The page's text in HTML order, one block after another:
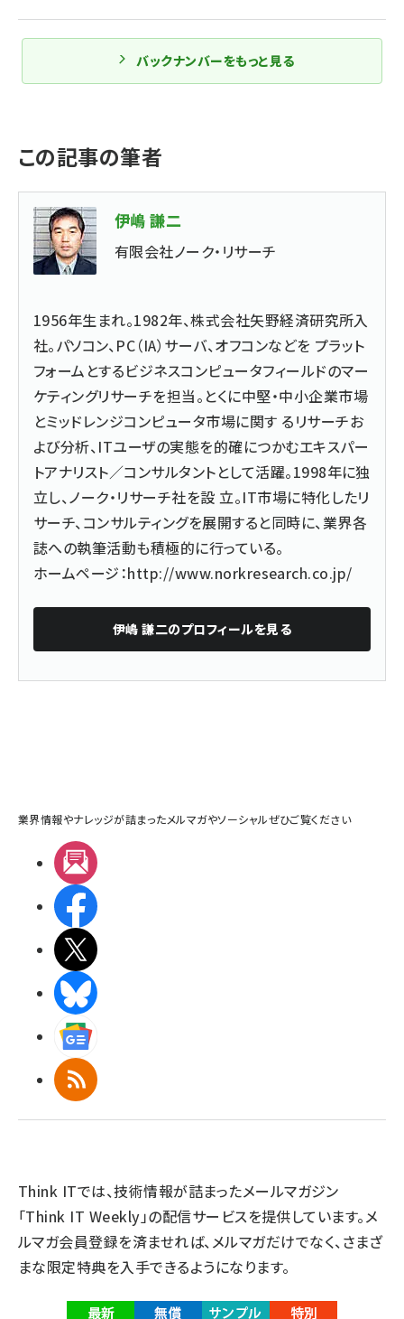
バックナンバーをもっと見る
この記事の筆者
伊嶋 謙二
有限会社ノーク・リサーチ
1956年生まれ。1982年、株式会社矢野経済研究所入
社。パソコン、PC（IA）サーバ、オフコンなどを プラット
フォームとするビジネスコンピュータフィールドのマー
ケティングリサーチを担当。とくに中堅・中小企業市場
とミッドレンジコンピュータ市場に関す るリサーチお
よび分析、ITユーザの実態を的確につかむエキスパー
トアナリスト／コンサルタントとして活躍。1998年に独
立し、ノーク・リサーチ社を設 立。IT市場に特化したリ
サーチ、コンサルティングを展開すると同時に、業界各
誌への執筆活動も積極的に行っている。
ホームページ：http://www.norkresearch.co.jp/
伊嶋 謙二のプロフィールを見る
業界情報やナレッジが詰まったメルマガやソーシャルぜひご覧ください
RSS
Think ITでは、技術情報が詰まったメールマガジン
「Think IT Weekly」の配信サービスを提供しています。メ
ルマガ会員登録を済ませれば、メルマガだけでなく、さまざ
まな限定特典を入手できるようになります。